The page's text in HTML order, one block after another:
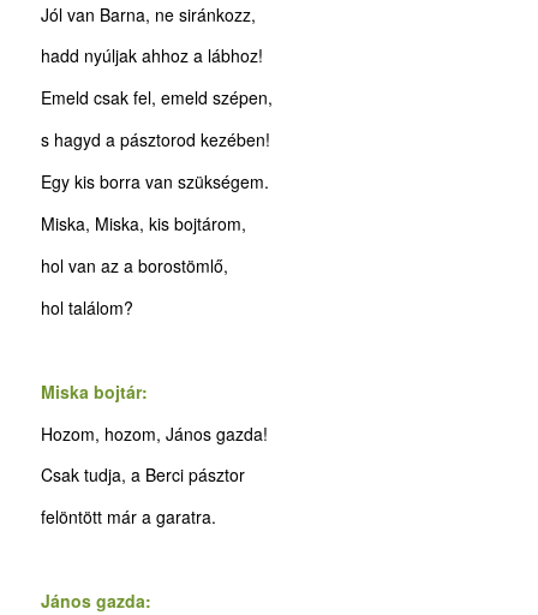
Jól van Barna, ne siránkozz,
hadd nyúljak ahhoz a lábhoz!
Emeld csak fel, emeld szépen,
s hagyd a pásztorod kezében!
Egy kis borra van szükségem.
Miska, Miska, kis bojtárom,
hol van az a borostömlő,
hol találom?
Miska bojtár:
Hozom, hozom, János gazda!
Csak tudja, a Berci pásztor
felöntött már a garatra.
János gazda: